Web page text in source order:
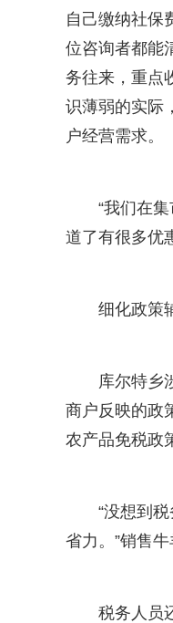
自己缴纳社保
位咨询者都能
务往来，重点
识薄弱的实际
户经营需求。
“我们在
道了有很多优
细化政策
库尔特乡
商户反映的政
农产品免税政
“没想到
省力。”销售牛
税务人员